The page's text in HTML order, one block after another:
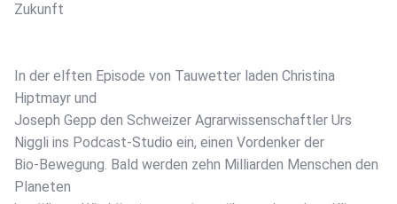
Zukunft
In der elften Episode von Tauwetter laden Christina
Hiptmayr und
Joseph Gepp den Schweizer Agrarwissenschaftler Urs
Niggli ins Podcast-Studio ein, einen Vordenker der
Bio-Bewegung. Bald werden zehn Milliarden Menschen den
Planeten